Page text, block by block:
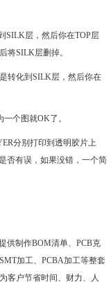
SILK层，然后你在TOP层
将SILK层删掉。
转化到SILK层，然后你在
一个图就OK了。
分别打印到透明胶片上
否有误，如果没错，一个简
供制作BOM清单、PCB克
加工、PCBA加工等整套
客户节省时间、财力、人